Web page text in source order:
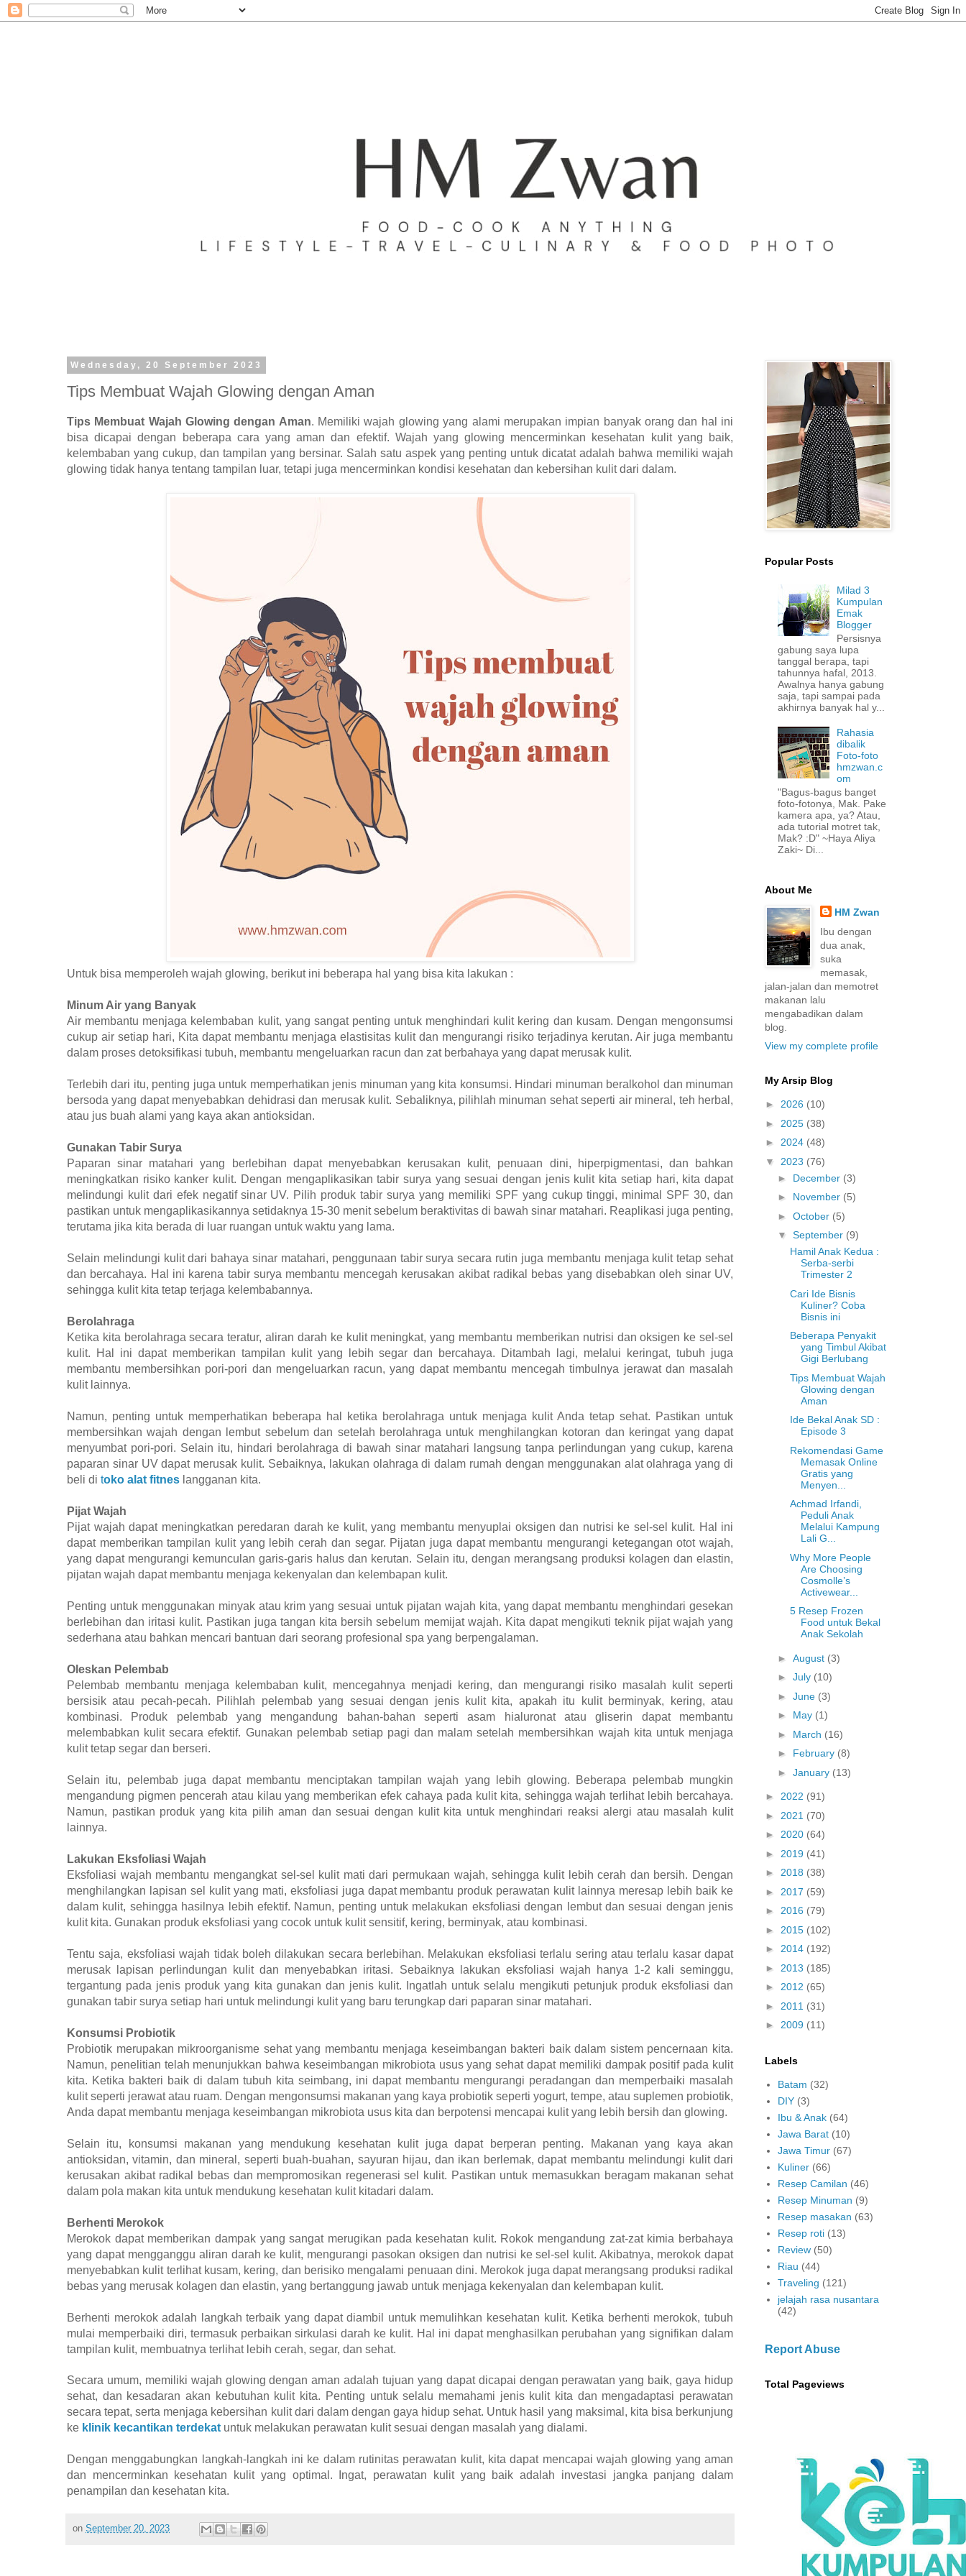
Wednesday, 20 September 2023
Tips Membuat Wajah Glowing dengan Aman
Tips Membuat Wajah Glowing dengan Aman. Memiliki wajah glowing yang alami merupakan impian banyak orang dan hal ini
bisa dicapai dengan beberapa cara yang aman dan efektif. Wajah yang glowing mencerminkan kesehatan kulit yang baik,
kelembaban yang cukup, dan tampilan yang bersinar. Salah satu aspek yang penting untuk dicatat adalah bahwa memiliki wajah
glowing tidak hanya tentang tampilan luar, tetapi juga mencerminkan kondisi kesehatan dan kebersihan kulit dari dalam.
Untuk bisa memperoleh wajah glowing, berikut ini beberapa hal yang bisa kita lakukan :
Minum Air yang Banyak
Air membantu menjaga kelembaban kulit, yang sangat penting untuk menghindari kulit kering dan kusam. Dengan mengonsumsi
cukup air setiap hari, Kita dapat membantu menjaga elastisitas kulit dan mengurangi risiko terjadinya kerutan. Air juga membantu
dalam proses detoksifikasi tubuh, membantu mengeluarkan racun dan zat berbahaya yang dapat merusak kulit.
Terlebih dari itu, penting juga untuk memperhatikan jenis minuman yang kita konsumsi. Hindari minuman beralkohol dan minuman
bersoda yang dapat menyebabkan dehidrasi dan merusak kulit. Sebaliknya, pilihlah minuman sehat seperti air mineral, teh herbal,
atau jus buah alami yang kaya akan antioksidan.
Gunakan Tabir Surya
Paparan sinar matahari yang berlebihan dapat menyebabkan kerusakan kulit, penuaan dini, hiperpigmentasi, dan bahkan
meningkatkan risiko kanker kulit. Dengan mengaplikasikan tabir surya yang sesuai dengan jenis kulit kita setiap hari, kita dapat
melindungi kulit dari efek negatif sinar UV. Pilih produk tabir surya yang memiliki SPF yang cukup tinggi, minimal SPF 30, dan
pastikan untuk mengaplikasikannya setidaknya 15-30 menit sebelum beraktivitas di bawah sinar matahari. Reaplikasi juga penting,
terutama jika kita berada di luar ruangan untuk waktu yang lama.
Selain melindungi kulit dari bahaya sinar matahari, penggunaan tabir surya secara rutin juga membantu menjaga kulit tetap sehat
dan bercahaya. Hal ini karena tabir surya membantu mencegah kerusakan akibat radikal bebas yang disebabkan oleh sinar UV,
sehingga kulit kita tetap terjaga kelembabannya.
Berolahraga
Ketika kita berolahraga secara teratur, aliran darah ke kulit meningkat, yang membantu memberikan nutrisi dan oksigen ke sel-sel
kulit. Hal ini dapat memberikan tampilan kulit yang lebih segar dan bercahaya. Ditambah lagi, melalui keringat, tubuh juga
membantu membersihkan pori-pori dan mengeluarkan racun, yang dapat membantu mencegah timbulnya jerawat dan masalah
kulit lainnya.
Namun, penting untuk memperhatikan beberapa hal ketika berolahraga untuk menjaga kulit Anda tetap sehat. Pastikan untuk
membersihkan wajah dengan lembut sebelum dan setelah berolahraga untuk menghilangkan kotoran dan keringat yang dapat
menyumbat pori-pori. Selain itu, hindari berolahraga di bawah sinar matahari langsung tanpa perlindungan yang cukup, karena
paparan sinar UV dapat merusak kulit. Sebaiknya, lakukan olahraga di dalam rumah dengan menggunakan alat olahraga yang di
beli di toko alat fitnes langganan kita.
Pijat Wajah
Pijat wajah dapat meningkatkan peredaran darah ke kulit, yang membantu menyuplai oksigen dan nutrisi ke sel-sel kulit. Hal ini
dapat memberikan tampilan kulit yang lebih cerah dan segar. Pijatan juga dapat membantu mengurangi ketegangan otot wajah,
yang dapat mengurangi kemunculan garis-garis halus dan kerutan. Selain itu, dengan merangsang produksi kolagen dan elastin,
pijatan wajah dapat membantu menjaga kekenyalan dan kelembapan kulit.
Penting untuk menggunakan minyak atau krim yang sesuai untuk pijatan wajah kita, yang dapat membantu menghindari gesekan
berlebihan dan iritasi kulit. Pastikan juga tangan kita bersih sebelum memijat wajah. Kita dapat mengikuti teknik pijat wajah yang
sederhana atau bahkan mencari bantuan dari seorang profesional spa yang berpengalaman.
Oleskan Pelembab
Pelembab membantu menjaga kelembaban kulit, mencegahnya menjadi kering, dan mengurangi risiko masalah kulit seperti
bersisik atau pecah-pecah. Pilihlah pelembab yang sesuai dengan jenis kulit kita, apakah itu kulit berminyak, kering, atau
kombinasi. Produk pelembab yang mengandung bahan-bahan seperti asam hialuronat atau gliserin dapat membantu
melembabkan kulit secara efektif. Gunakan pelembab setiap pagi dan malam setelah membersihkan wajah kita untuk menjaga
kulit tetap segar dan berseri.
Selain itu, pelembab juga dapat membantu menciptakan tampilan wajah yang lebih glowing. Beberapa pelembab mungkin
mengandung pigmen pencerah atau kilau yang memberikan efek cahaya pada kulit kita, sehingga wajah terlihat lebih bercahaya.
Namun, pastikan produk yang kita pilih aman dan sesuai dengan kulit kita untuk menghindari reaksi alergi atau masalah kulit
lainnya.
Lakukan Eksfoliasi Wajah
Eksfoliasi wajah membantu mengangkat sel-sel kulit mati dari permukaan wajah, sehingga kulit lebih cerah dan bersih. Dengan
menghilangkan lapisan sel kulit yang mati, eksfoliasi juga dapat membantu produk perawatan kulit lainnya meresap lebih baik ke
dalam kulit, sehingga hasilnya lebih efektif. Namun, penting untuk melakukan eksfoliasi dengan lembut dan sesuai dengan jenis
kulit kita. Gunakan produk eksfoliasi yang cocok untuk kulit sensitif, kering, berminyak, atau kombinasi.
Tentu saja, eksfoliasi wajah tidak boleh dilakukan secara berlebihan. Melakukan eksfoliasi terlalu sering atau terlalu kasar dapat
merusak lapisan perlindungan kulit dan menyebabkan iritasi. Sebaiknya lakukan eksfoliasi wajah hanya 1-2 kali seminggu,
tergantung pada jenis produk yang kita gunakan dan jenis kulit. Ingatlah untuk selalu mengikuti petunjuk produk eksfoliasi dan
gunakan tabir surya setiap hari untuk melindungi kulit yang baru terungkap dari paparan sinar matahari.
Konsumsi Probiotik
Probiotik merupakan mikroorganisme sehat yang membantu menjaga keseimbangan bakteri baik dalam sistem pencernaan kita.
Namun, penelitian telah menunjukkan bahwa keseimbangan mikrobiota usus yang sehat dapat memiliki dampak positif pada kulit
kita. Ketika bakteri baik di dalam tubuh kita seimbang, ini dapat membantu mengurangi peradangan dan memperbaiki masalah
kulit seperti jerawat atau ruam. Dengan mengonsumsi makanan yang kaya probiotik seperti yogurt, tempe, atau suplemen probiotik,
Anda dapat membantu menjaga keseimbangan mikrobiota usus kita dan berpotensi mencapai kulit yang lebih bersih dan glowing.
Selain itu, konsumsi makanan yang mendukung kesehatan kulit juga dapat berperan penting. Makanan yang kaya akan
antioksidan, vitamin, dan mineral, seperti buah-buahan, sayuran hijau, dan ikan berlemak, dapat membantu melindungi kulit dari
kerusakan akibat radikal bebas dan mempromosikan regenerasi sel kulit. Pastikan untuk memasukkan beragam makanan sehat
dalam pola makan kita untuk mendukung kesehatan kulit kitadari dalam.
Berhenti Merokok
Merokok dapat memberikan dampak yang sangat merugikan pada kesehatan kulit. Rokok mengandung zat-zat kimia berbahaya
yang dapat mengganggu aliran darah ke kulit, mengurangi pasokan oksigen dan nutrisi ke sel-sel kulit. Akibatnya, merokok dapat
menyebabkan kulit terlihat kusam, kering, dan berisiko mengalami penuaan dini. Merokok juga dapat merangsang produksi radikal
bebas yang merusak kolagen dan elastin, yang bertanggung jawab untuk menjaga kekenyalan dan kelembapan kulit.
Berhenti merokok adalah langkah terbaik yang dapat diambil untuk memulihkan kesehatan kulit. Ketika berhenti merokok, tubuh
mulai memperbaiki diri, termasuk perbaikan sirkulasi darah ke kulit. Hal ini dapat menghasilkan perubahan yang signifikan dalam
tampilan kulit, membuatnya terlihat lebih cerah, segar, dan sehat.
Secara umum, memiliki wajah glowing dengan aman adalah tujuan yang dapat dicapai dengan perawatan yang baik, gaya hidup
sehat, dan kesadaran akan kebutuhan kulit kita. Penting untuk selalu memahami jenis kulit kita dan mengadaptasi perawatan
secara tepat, serta menjaga kebersihan kulit dari dalam dengan gaya hidup sehat. Untuk hasil yang maksimal, kita bisa berkunjung
ke klinik kecantikan terdekat untuk melakukan perawatan kulit sesuai dengan masalah yang dialami.
Dengan menggabungkan langkah-langkah ini ke dalam rutinitas perawatan kulit, kita dapat mencapai wajah glowing yang aman
dan mencerminkan kesehatan kulit yang optimal. Ingat, perawatan kulit yang baik adalah investasi jangka panjang dalam
penampilan dan kesehatan kita.
on September 20, 2023
Popular Posts
Milad 3
Kumpulan
Emak
Blogger
Persisnya
gabung saya lupa
tanggal berapa, tapi
tahunnya hafal, 2013.
Awalnya hanya gabung
saja, tapi sampai pada
akhirnya banyak hal y...
Rahasia
dibalik
Foto-foto
hmzwan.c
om
"Bagus-bagus banget
foto-fotonya, Mak. Pake
kamera apa, ya? Atau,
ada tutorial motret tak,
Mak? :D" ~Haya Aliya
Zaki~ Di...
About Me
HM Zwan
Ibu dengan
dua anak,
suka
memasak,
jalan-jalan dan memotret
makanan lalu
mengabadikan dalam
blog.
View my complete profile
My Arsip Blog
► 2026 (10)
► 2025 (38)
► 2024 (48)
▼ 2023 (76)
► December (3)
► November (5)
► October (5)
▼ September (9)
Hamil Anak Kedua :
Serba-serbi
Trimester 2
Cari Ide Bisnis
Kuliner? Coba
Bisnis ini
Beberapa Penyakit
yang Timbul Akibat
Gigi Berlubang
Tips Membuat Wajah
Glowing dengan
Aman
Ide Bekal Anak SD :
Episode 3
Rekomendasi Game
Memasak Online
Gratis yang
Menyen...
Achmad Irfandi,
Peduli Anak
Melalui Kampung
Lali G...
Why More People
Are Choosing
Cosmolle’s
Activewear...
5 Resep Frozen
Food untuk Bekal
Anak Sekolah
► August (3)
► July (10)
► June (3)
► May (1)
► March (16)
► February (8)
► January (13)
► 2022 (91)
► 2021 (70)
► 2020 (64)
► 2019 (41)
► 2018 (38)
► 2017 (59)
► 2016 (79)
► 2015 (102)
► 2014 (192)
► 2013 (185)
► 2012 (65)
► 2011 (31)
► 2009 (11)
Labels
Batam (32)
DIY (3)
Ibu & Anak (64)
Jawa Barat (10)
Jawa Timur (67)
Kuliner (66)
Resep Camilan (46)
Resep Minuman (9)
Resep masakan (63)
Resep roti (13)
Review (50)
Riau (44)
Traveling (121)
jelajah rasa nusantara
(42)
Report Abuse
Total Pageviews